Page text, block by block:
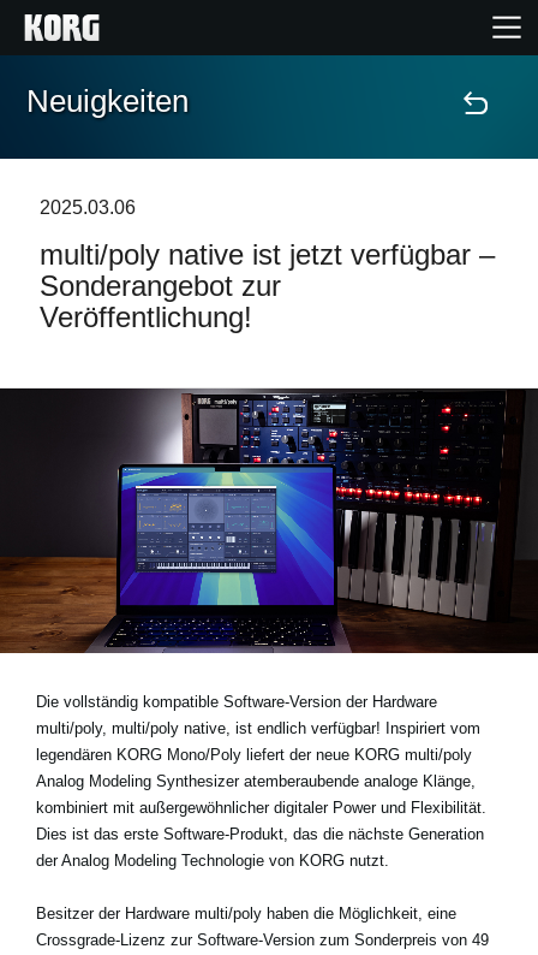
Home
Extras
Events
Support
Händlersuche
Neuigkeiten
Social Media
Über KORG
Neuigkeiten
2025.03.06
multi/poly native ist jetzt verfügbar –
Sonderangebot zur
Veröffentlichung!
Die vollständig kompatible Software-Version der Hardware
multi/poly, multi/poly native, ist endlich verfügbar! Inspiriert vom
legendären KORG Mono/Poly liefert der neue KORG multi/poly
Analog Modeling Synthesizer atemberaubende analoge Klänge,
kombiniert mit außergewöhnlicher digitaler Power und Flexibilität.
Dies ist das erste Software-Produkt, das die nächste Generation
der Analog Modeling Technologie von KORG nutzt.
Besitzer der Hardware multi/poly haben die Möglichkeit, eine
Crossgrade-Lizenz zur Software-Version zum Sonderpreis von 49